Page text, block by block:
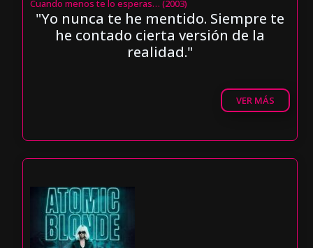
Cuando menos te lo esperas… (2003)
"Yo nunca te he mentido. Siempre te
he contado cierta versión de la
realidad."
VER MÁS